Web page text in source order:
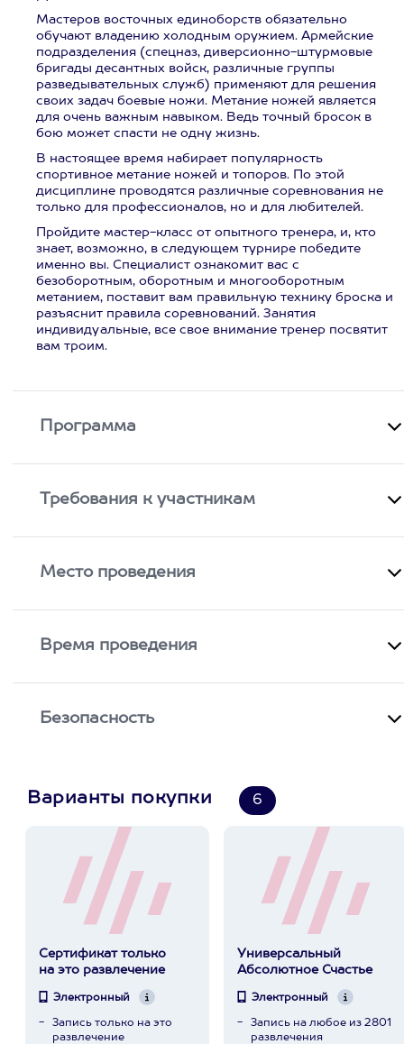
Мастеров восточных единоборств обязательно
обучают владению холодным оружием. Армейские
подразделения (спецназ, диверсионно-штурмовые
бригады десантных войск, различные группы
разведывательных служб) применяют для решения
своих задач боевые ножи. Метание ножей является
для очень важным навыком. Ведь точный бросок в
бою может спасти не одну жизнь.
В настоящее время набирает популярность
спортивное метание ножей и топоров. По этой
дисциплине проводятся различные соревнования не
только для профессионалов, но и для любителей.
Пройдите мастер-класс от опытного тренера, и, кто
знает, возможно, в следующем турнире победите
именно вы. Специалист ознакомит вас с
безоборотным, оборотным и многооборотным
метанием, поставит вам правильную технику броска и
разъяснит правила соревнований. Занятия
индивидуальные, все свое внимание тренер посвятит
вам троим.
Программа
Требования к участникам
Место проведения
Время проведения
Безопасность
Варианты покупки 6
Сертификат только
на это развлечение
Электронный
Запись только на это
развлечение
Универсальный
Абсолютное Счастье
Электронный
Запись на любое из 2801
развлечения